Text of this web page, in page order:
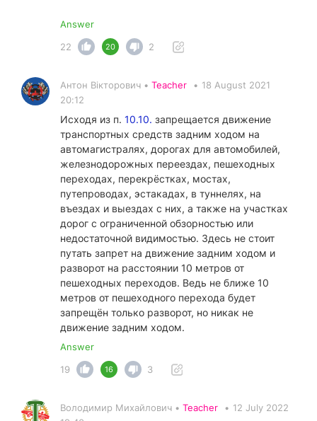
Answer
22
20 2
Антон Вікторович • Teacher • 18 August 2021
20:12
Исходя из п. 10.10. запрещается движение
транспортных средств задним ходом на
автомагистралях, дорогах для автомобилей,
железнодорожных переездах, пешеходных
переходах, перекрёстках, мостах,
путепроводах, эстакадах, в туннелях, на
въездах и выездах с них, а также на участках
дорог с ограниченной обзорностью или
недостаточной видимостью. Здесь не стоит
путать запрет на движение задним ходом и
разворот на расстоянии 10 метров от
пешеходных переходов. Ведь не ближе 10
метров от пешеходного перехода будет
запрещён только разворот, но никак не
движение задним ходом.
Answer
19
16 3
Володимир Михайлович • Teacher • 12 July 2022